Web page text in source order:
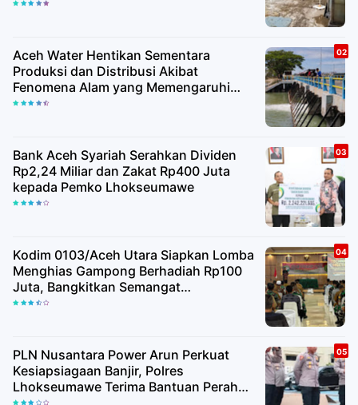
Aceh Water Hentikan Sementara
Produksi dan Distribusi Akibat
Fenomena Alam yang Memengaruhi
Kualitas Air Baku
Bank Aceh Syariah Serahkan Dividen
Rp2,24 Miliar dan Zakat Rp400 Juta
kepada Pemko Lhokseumawe
Kodim 0103/Aceh Utara Siapkan Lomba
Menghias Gampong Berhadiah Rp100
Juta, Bangkitkan Semangat
Kemerdekaan hingga Pelosok Desa
PLN Nusantara Power Arun Perkuat
Kesiapsiagaan Banjir, Polres
Lhokseumawe Terima Bantuan Perahu